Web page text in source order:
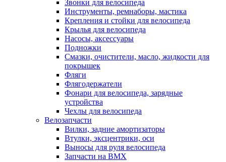
Звонки для велосипеда
Инструменты, ремнаборы, мастика
Крепления и стойки для велосипеда
Крылья для велосипеда
Насосы, аксессуары
Подножки
Смазки, очистители, масло, жидкости для
покрышек
Фляги
Флягодержатели
Фонари для велосипеда, зарядные
устройства
Чехлы для велосипеда
Велозапчасти
Вилки, задние амортизаторы
Втулки, эксцентрики, оси
Выносы для руля велосипеда
Запчасти на BMX